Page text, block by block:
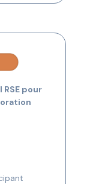
pour